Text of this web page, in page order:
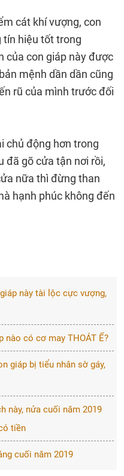
cát khí vượng, con
hiệu tốt trong
của con giáp này được
mệnh dần dần cũng
rũ của mình trước đối
chủ động hơn trong
đã gõ cửa tận nơi rồi,
nữa thì đừng than
hạnh phúc không đến
này tài lộc cực vượng,
nào có cơ may THOÁT Ế?
giáp bị tiểu nhân sờ gáy,
này, nửa cuối năm 2019
tiền
cuối năm 2019